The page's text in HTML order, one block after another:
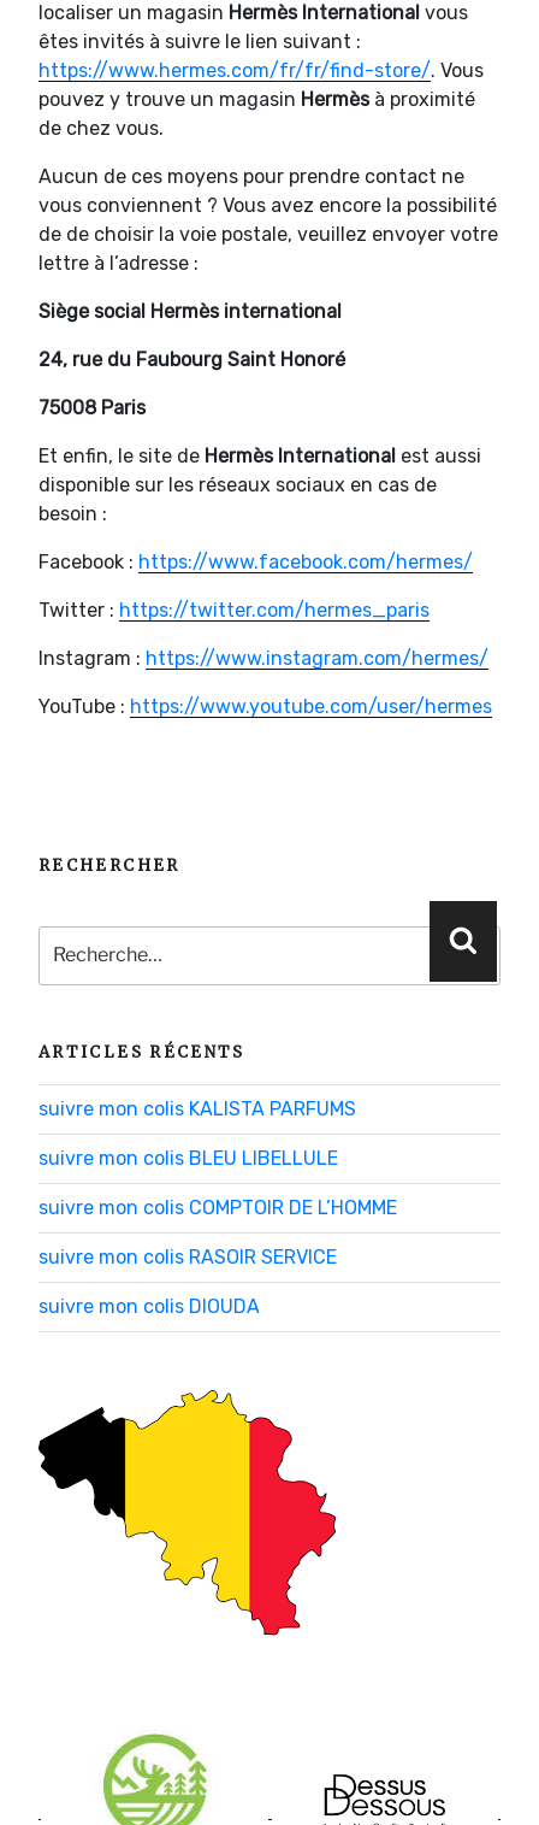
localiser un magasin Hermès International vous
êtes invités à suivre le lien suivant :
https://www.hermes.com/fr/fr/find-store/. Vous
pouvez y trouve un magasin Hermès à proximité
de chez vous.
Aucun de ces moyens pour prendre contact ne
vous conviennent ? Vous avez encore la possibilité
de de choisir la voie postale, veuillez envoyer votre
lettre à l’adresse :
Siège social Hermès international
24, rue du Faubourg Saint Honoré
75008 Paris
Et enfin, le site de Hermès International est aussi
disponible sur les réseaux sociaux en cas de
besoin :
Facebook : https://www.facebook.com/hermes/
Twitter : https://twitter.com/hermes_paris
Instagram : https://www.instagram.com/hermes/
YouTube : https://www.youtube.com/user/hermes
RECHERCHER
Recherche
pour
:
ARTICLES RÉCENTS
suivre mon colis KALISTA PARFUMS
suivre mon colis BLEU LIBELLULE
suivre mon colis COMPTOIR DE L’HOMME
suivre mon colis RASOIR SERVICE
suivre mon colis DIOUDA